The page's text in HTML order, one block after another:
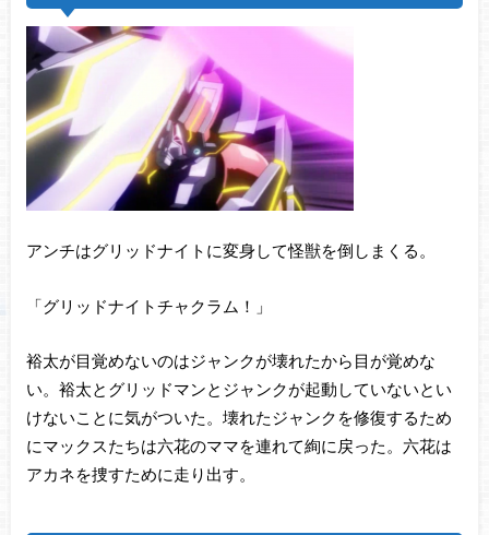
アンチはグリッドナイトに変身して怪獣を倒しまくる。
「グリッドナイトチャクラム！」
裕太が目覚めないのはジャンクが壊れたから目が覚めな
い。裕太とグリッドマンとジャンクが起動していないとい
けないことに気がついた。壊れたジャンクを修復するため
にマックスたちは六花のママを連れて絢に戻った。六花は
アカネを捜すために走り出す。